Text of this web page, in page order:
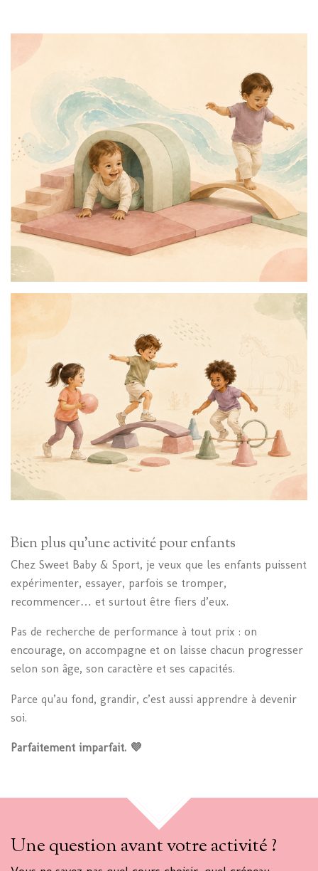
Bien plus qu'une activité pour enfants
Chez Sweet Baby & Sport, je veux que les enfants puissent
expérimenter, essayer, parfois se tromper,
recommencer… et surtout être fiers d’eux.
Pas de recherche de performance à tout prix : on
encourage, on accompagne et on laisse chacun progresser
selon son âge, son caractère et ses capacités.
Parce qu’au fond, grandir, c’est aussi apprendre à devenir
soi.
Parfaitement imparfait. 💜
Une question avant votre activité ?